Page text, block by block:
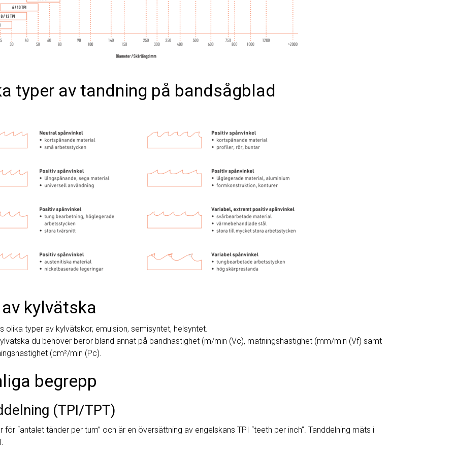
typer av tandning på bandsågblad
kylvätska
olika typer av kylvätskor, emulsion, semisyntet, helsyntet.
du behöver beror bland annat på bandhastighet (m/min (Vc), matningshastighet (mm/min (Vf) samt
(cm²/min (Pc).
begrepp
(TPI/TPT)
för “antalet tänder per tum” och är en översättning av engelskans TPI “teeth per inch”. Tanddelning mäts i